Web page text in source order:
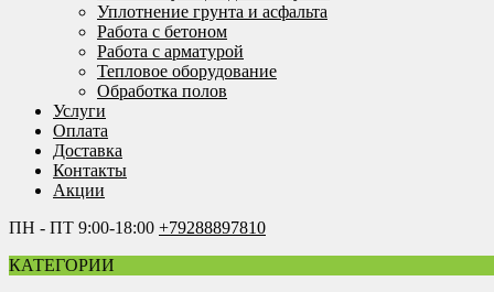
Уплотнение грунта и асфальта
Работа с бетоном
Работа с арматурой
Тепловое оборудование
Обработка полов
Услуги
Оплата
Доставка
Контакты
Акции
ПН - ПТ 9:00-18:00 +79288897810
КАТЕГОРИИ